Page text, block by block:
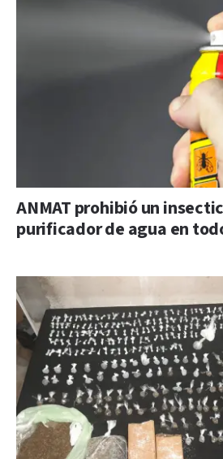
ANMAT prohibió un
purificador de agua en